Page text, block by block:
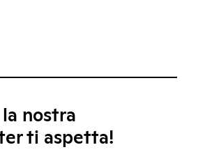
nostra
ti aspetta!